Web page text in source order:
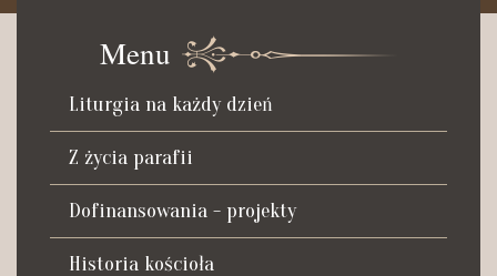
Czynna od poniedziałku do soboty do godz. 8.30 oraz po Mszy
św. wieczornej do godz. 18.00.
Telefon dyżurny: +48 665 034 305
Zwiedzanie kościoła i ekspozycji muzealnej:
kustosz-przewodnik
Roman Postek + 48 667 684 406
Parafia św. Piotra z Alkantary
i św. Antoniego z Padwy
Menu
Liturgia na każdy dzień
Z życia parafii
Dofinansowania - projekty
Historia kościoła